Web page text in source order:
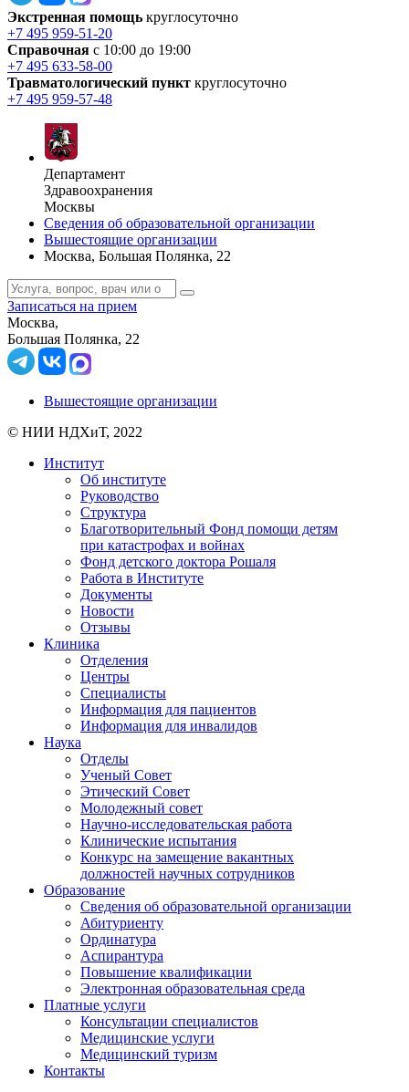
Экстренная помощь круглосуточно
+7 495 959-51-20
Справочная с 10:00 до 19:00
+7 495 633-58-00
Травматологический пункт круглосуточно
+7 495 959-57-48
Департамент
Здравоохранения
Москвы
Сведения об образовательной организации
Вышестоящие организации
Москва, Большая Полянка, 22
Записаться на прием
Москва,
Большая Полянка, 22
Вышестоящие организации
© НИИ НДХиТ, 2022
Институт
Об институте
Руководство
Структура
Благотворительный Фонд помощи детям
при катастрофах и войнах
Фонд детского доктора Рошаля
Работа в Институте
Документы
Новости
Отзывы
Клиника
Отделения
Центры
Специалисты
Информация для пациентов
Информация для инвалидов
Наука
Отделы
Ученый Совет
Этический Совет
Молодежный совет
Научно-исследовательская работа
Клинические испытания
Конкурс на замещение вакантных
должностей научных сотрудников
Образование
Сведения об образовательной организации
Абитуриенту
Ординатура
Аспирантура
Повышение квалификации
Электронная образовательная среда
Платные услуги
Консультации специалистов
Медицинские услуги
Медицинский туризм
Контакты